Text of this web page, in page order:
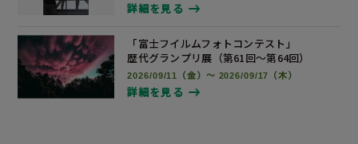
詳細を見る
「富士フイルムフォトコンテスト」
歴代グランプリ展 （第61回～第64回）
2026/09/11（金）～ 2026/09/17（木）
詳細を見る